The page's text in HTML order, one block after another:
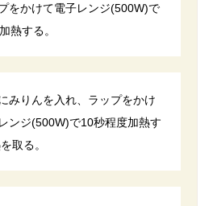
をかけて電子レンジ(500W)で
熱する。
みりんを入れ、ラップをかけ
ンジ(500W)で10秒程度加熱す
取る。